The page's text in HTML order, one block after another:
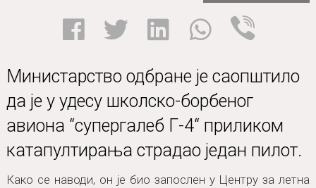
Министарство одбране је саопштило
да је у удесу школско-борбеног
авиона “супергалеб Г-4“ приликом
катапултирања страдао један пилот.
Како се наводи, он је био запослен у Центру за летна